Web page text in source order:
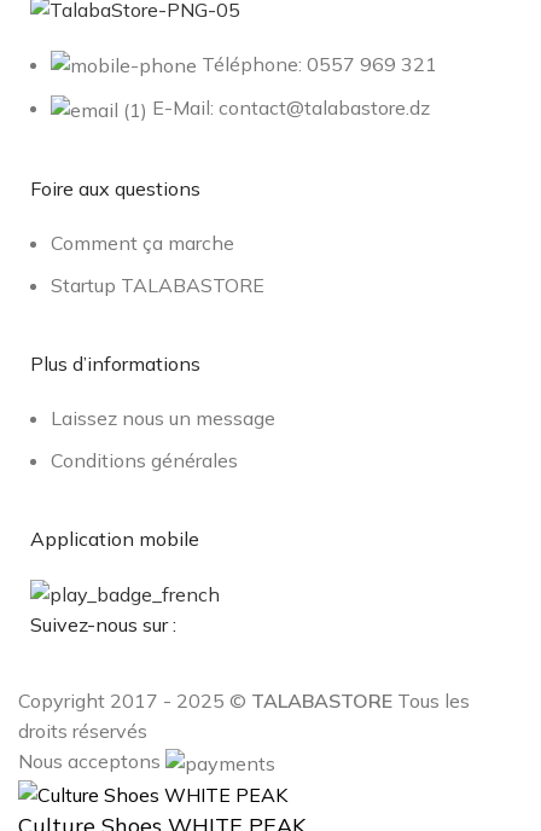
Téléphone: 0557 969 321
E-Mail: contact@talabastore.dz
Foire aux questions
Comment ça marche
Startup TALABASTORE
Plus d’informations
Laissez nous un message
Conditions générales
Application mobile
Suivez-nous sur :
Copyright 2017 - 2025 © TALABASTORE Tous les
droits réservés
Nous acceptons